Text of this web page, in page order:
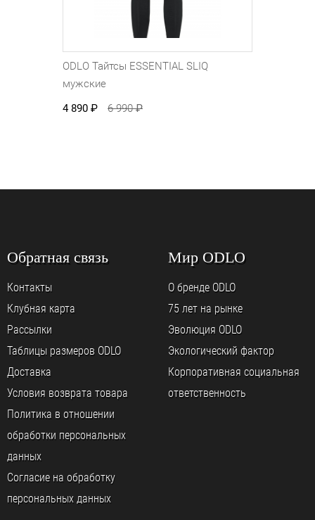
ODLO Тайтсы ESSENTIAL SLIQ
мужские
4 890 ₽ 6 990₽
Обратная связь
Контакты
Клубная карта
Рассылки
Таблицы размеров ODLO
Доставка
Условия возврата товара
Политика в отношении
обработки персональных
данных
Согласие на обработку
персональных данных
Мир ODLO
О бренде ODLO
75 лет на рынке
Эволюция ODLO
Экологический фактор
Корпоративная социальная
ответственность